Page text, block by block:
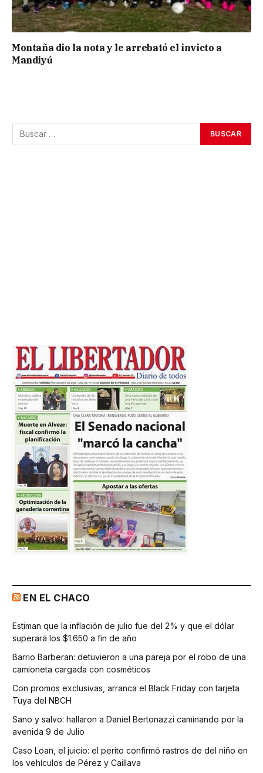
Montaña dio la nota y le arrebató el invicto a
Mandiyú
EN EL CHACO
Estiman que la inflación de julio fue del 2% y que el dólar
superará los $1.650 a fin de año
Barrio Barberan: detuvieron a una pareja por el robo de una
camioneta cargada con cosméticos
Con promos exclusivas, arranca el Black Friday con tarjeta
Tuya del NBCH
Sano y salvo: hallaron a Daniel Bertonazzi caminando por la
avenida 9 de Julio
Caso Loan, el juicio: el perito confirmó rastros de del niño en
los vehículos de Pérez y Caillava